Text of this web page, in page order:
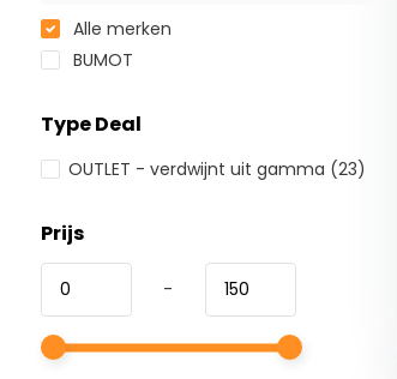
Alle merken
BUMOT
Type Deal
OUTLET - verdwijnt uit gamma (23)
Prijs
-